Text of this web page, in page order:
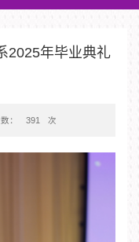
2025年毕业典礼
： 391 次